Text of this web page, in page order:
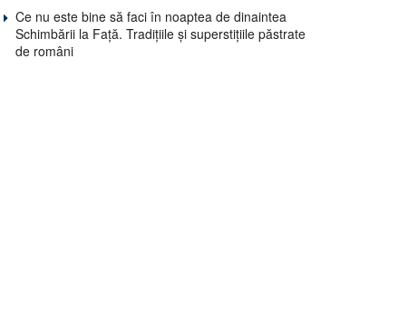
Ce nu este bine să faci în noaptea de dinaintea
Schimbării la Față. Tradițiile și superstițiile păstrate
de români